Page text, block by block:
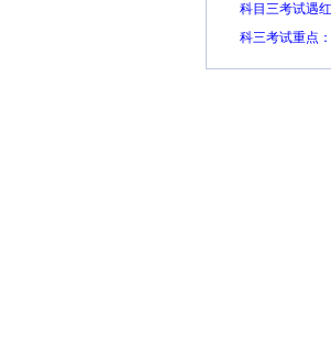
科目三考试遇
科三考试重点